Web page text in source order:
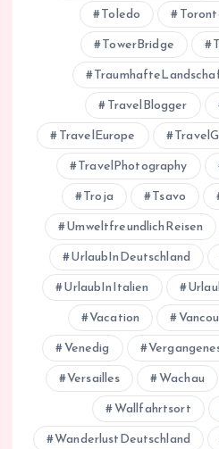
Toledo
TowerBridge
TravelBlogger
TravelEurope
TravelPhotography
Troja Tsavo
UmweltfreundlichReisen
UrlaubInDeutschland
UrlaubInItalien
Vacation
Venedig
Versailles Wachau
Wallfahrtsort
WanderlustDeutschland